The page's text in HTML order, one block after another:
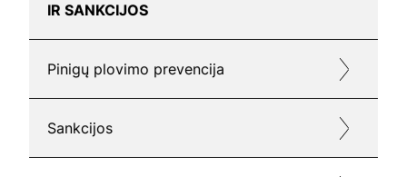
IR SANKCIJOS
Pinigų plovimo prevencija
Sankcijos